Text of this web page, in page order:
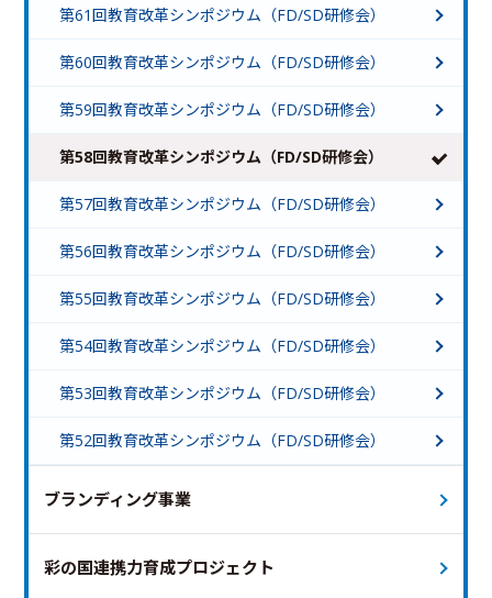
第61回教育改革シンポジウム（FD/SD研修会）
第60回教育改革シンポジウム（FD/SD研修会）
第59回教育改革シンポジウム（FD/SD研修会）
第58回教育改革シンポジウム（FD/SD研修会）
第57回教育改革シンポジウム（FD/SD研修会）
第56回教育改革シンポジウム（FD/SD研修会）
第55回教育改革シンポジウム（FD/SD研修会）
第54回教育改革シンポジウム（FD/SD研修会）
第53回教育改革シンポジウム（FD/SD研修会）
第52回教育改革シンポジウム（FD/SD研修会）
ブランディング事業
彩の国連携力育成プロジェクト